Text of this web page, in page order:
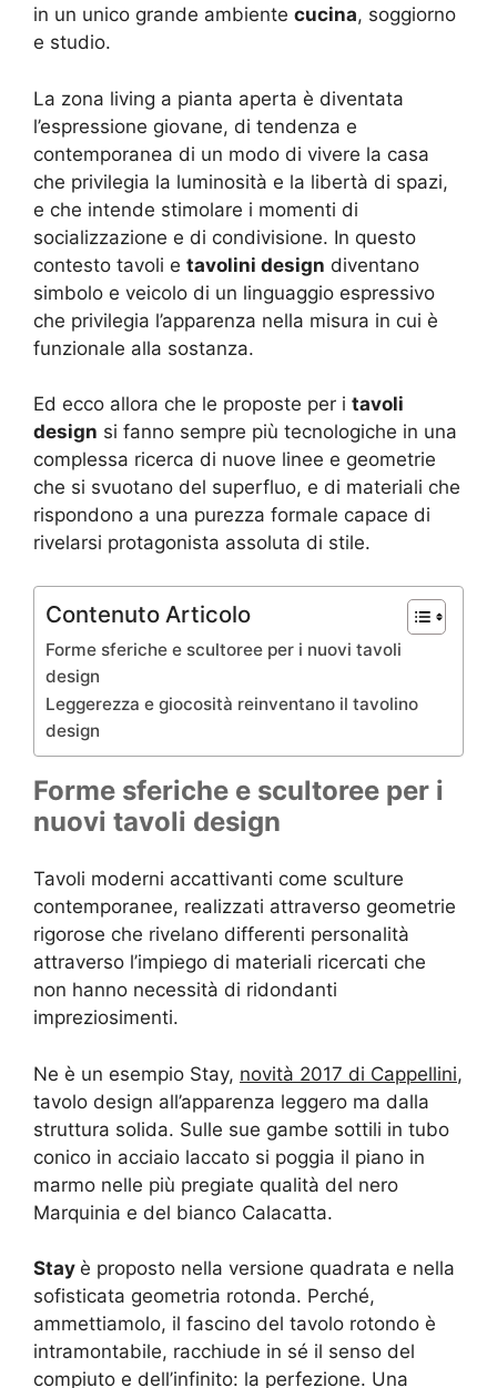
in un unico grande ambiente cucina, soggiorno
e studio.
La zona living a pianta aperta è diventata
l’espressione giovane, di tendenza e
contemporanea di un modo di vivere la casa
che privilegia la luminosità e la libertà di spazi,
e che intende stimolare i momenti di
socializzazione e di condivisione. In questo
contesto tavoli e tavolini design diventano
simbolo e veicolo di un linguaggio espressivo
che privilegia l’apparenza nella misura in cui è
funzionale alla sostanza.
Ed ecco allora che le proposte per i tavoli
design si fanno sempre più tecnologiche in una
complessa ricerca di nuove linee e geometrie
che si svuotano del superfluo, e di materiali che
rispondono a una purezza formale capace di
rivelarsi protagonista assoluta di stile.
Contenuto Articolo
Forme sferiche e scultoree per i nuovi tavoli
design
Leggerezza e giocosità reinventano il tavolino
design
Forme sferiche e scultoree per i
nuovi tavoli design
Tavoli moderni accattivanti come sculture
contemporanee, realizzati attraverso geometrie
rigorose che rivelano differenti personalità
attraverso l’impiego di materiali ricercati che
non hanno necessità di ridondanti
impreziosimenti.
Ne è un esempio Stay, novità 2017 di Cappellini,
tavolo design all’apparenza leggero ma dalla
struttura solida. Sulle sue gambe sottili in tubo
conico in acciaio laccato si poggia il piano in
marmo nelle più pregiate qualità del nero
Marquinia e del bianco Calacatta.
Stay è proposto nella versione quadrata e nella
sofisticata geometria rotonda. Perché,
ammettiamolo, il fascino del tavolo rotondo è
intramontabile, racchiude in sé il senso del
compiuto e dell’infinito: la perfezione. Una